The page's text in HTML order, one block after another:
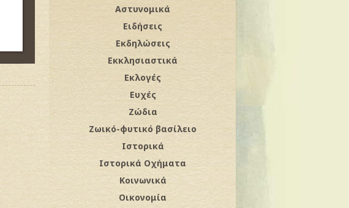
Αστυνομικά
Ειδήσεις
Εκδηλώσεις
Εκκλησιαστικά
Εκλογές
Ευχές
Ζώδια
Ζωικό-φυτικό βασίλειο
Ιστορικά
Ιστορικά Οχήματα
Κοινωνικά
Οικονομία